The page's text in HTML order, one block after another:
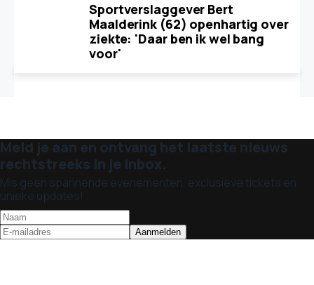
Sportverslaggever Bert
Maalderink (62) openhartig over
ziekte: 'Daar ben ik wel bang
voor'
Meld je aan en ontvang het laatste nieuws
rechtstreeks in je inbox.
Mis geen spannende evenementen, exclusieve tickets en
unieke updates!